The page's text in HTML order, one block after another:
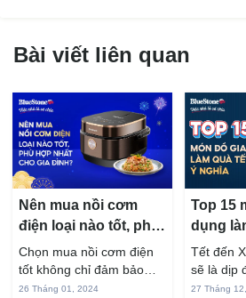
Bài viết liên quan
Nên mua nồi cơm
điện loại nào tốt, phù
hợp nhất cho gia
đình?
Chọn mua nồi cơm điện
tốt không chỉ đảm bảo
chất lượng nấu nướng mà
26 Tháng 01, 2024
Top 15
dụng
nghĩa
Tết đến
sẽ là dịp
cảm với
27 Tháng